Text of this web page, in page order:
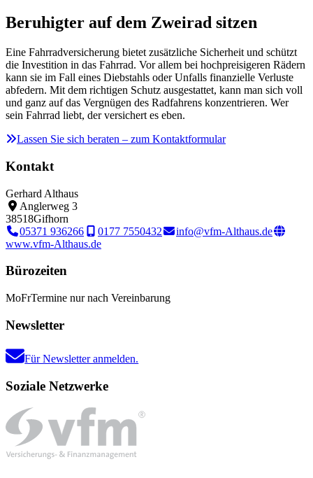
Beruhigter auf dem Zweirad sitzen
Eine Fahrradversicherung bietet zusätzliche Sicherheit und schützt
die Investition in das Fahrrad. Vor allem bei hochpreisigeren Rädern
kann sie im Fall eines Diebstahls oder Unfalls finanzielle Verluste
abfedern. Mit dem richtigen Schutz ausgestattet, kann man sich voll
und ganz auf das Vergnügen des Radfahrens konzentrieren. Wer
sein Fahrrad liebt, der versichert es eben.
Lassen Sie sich beraten – zum Kontaktformular
Kontakt
Gerhard Althaus
Anglerweg 3
38518Gifhorn
05371 936266
0177 7550432
info@vfm-Althaus.de
www.vfm-Althaus.de
Bürozeiten
MoFrTermine nur nach Vereinbarung
Newsletter
Für Newsletter anmelden.
Soziale Netzwerke